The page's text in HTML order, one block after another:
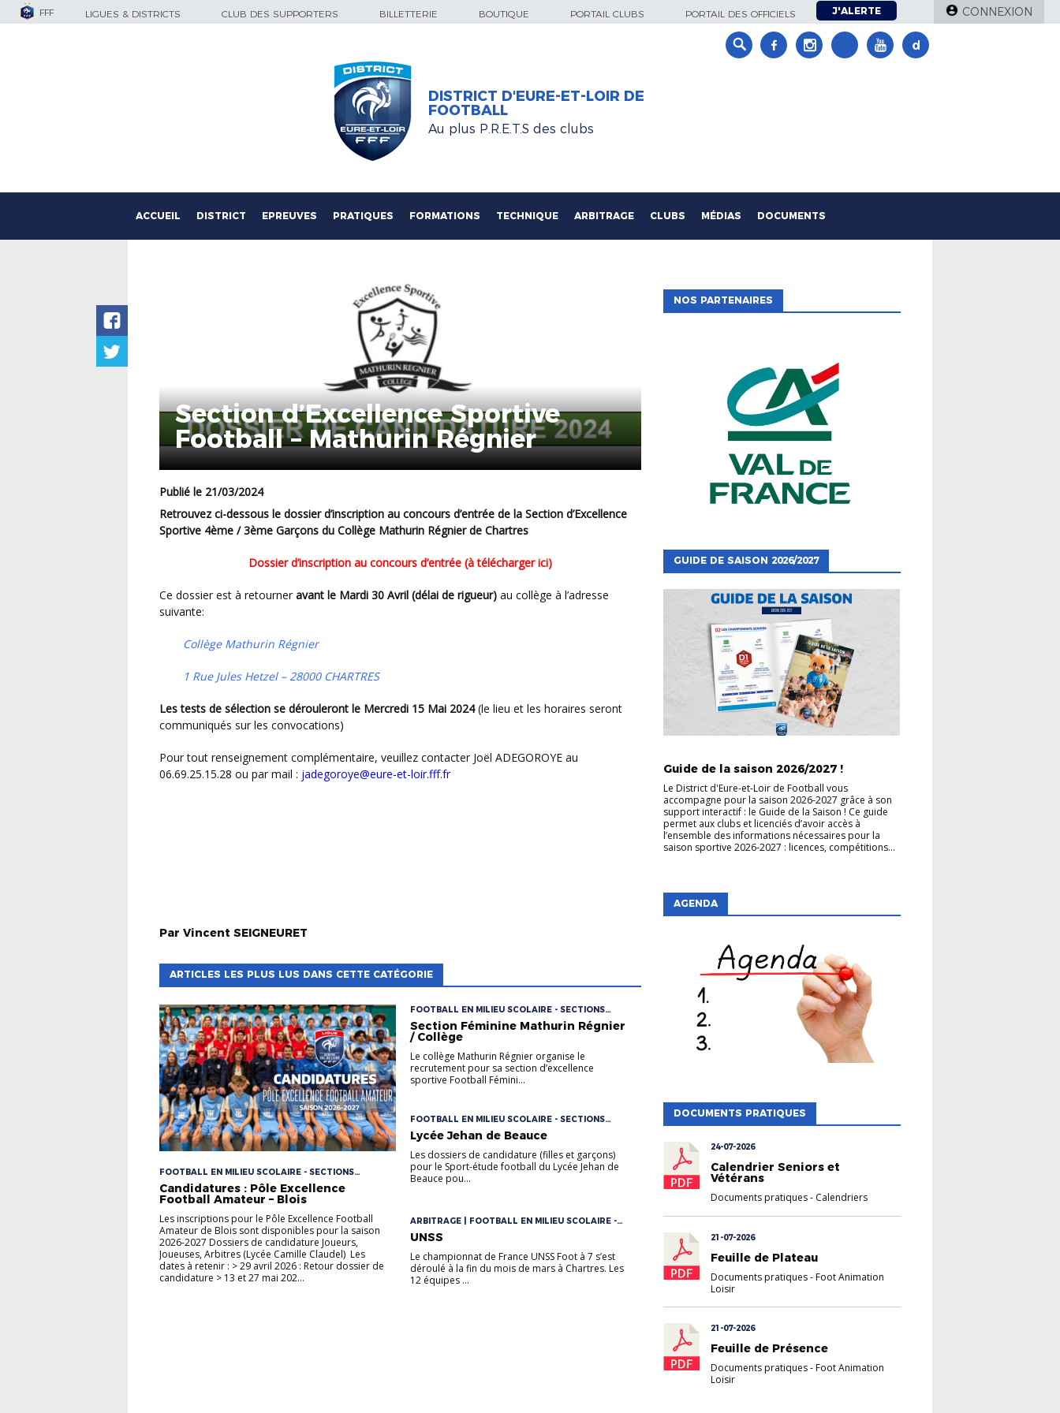
FFF LIGUES & DISTRICTS CLUB DES SUPPORTERS BILLETTERIE BOUTIQUE PORTAIL CLUBS PORTAIL DES OFFICIELS J'ALERTE CONNEXION
DISTRICT D'EURE-ET-LOIR DE
FOOTBALL
Au plus P.R.E.T.S des clubs
ACCUEIL DISTRICT EPREUVES PRATIQUES FORMATIONS TECHNIQUE ARBITRAGE CLUBS MÉDIAS DOCUMENTS
Section d’Excellence Sportive
Football – Mathurin Régnier
Publié le 21/03/2024
Retrouvez ci-dessous le dossier d’inscription au concours d’entrée de la Section d’Excellence
Sportive 4ème / 3ème Garçons du Collège Mathurin Régnier de Chartres
Dossier d’inscription au concours d’entrée (à télécharger ici)
Ce dossier est à retourner avant le Mardi 30 Avril (délai de rigueur) au collège à l’adresse
suivante:
Collège Mathurin Régnier
1 Rue Jules Hetzel – 28000 CHARTRES
Les tests de sélection se dérouleront le Mercredi 15 Mai 2024(le lieu et les horaires seront
communiqués sur les convocations)
Pour tout renseignement complémentaire, veuillez contacter Joël ADEGOROYE au
06.69.25.15.28 ou par mail : jadegoroye@eure-et-loir.fff.fr
Par Vincent SEIGNEURET
ARTICLES LES PLUS LUS DANS CETTE CATÉGORIE
FOOTBALL EN MILIEU SCOLAIRE - SECTIONS
SPORTIVES
Candidatures : Pôle Excellence
Football Amateur – Blois
Les inscriptions pour le Pôle Excellence Football
Amateur de Blois sont disponibles pour la saison
2026-2027 Dossiers de candidature Joueurs,
Joueuses, Arbitres (Lycée Camille Claudel) Les
dates à retenir : > 29 avril 2026 : Retour dossier de
candidature > 13 et 27 mai 202...
FOOTBALL EN MILIEU SCOLAIRE - SECTIONS
SPORTIVES
Section Féminine Mathurin Régnier
/ Collège
Le collège Mathurin Régnier organise le
recrutement pour sa section d’excellence
sportive Football Fémini...
FOOTBALL EN MILIEU SCOLAIRE - SECTIONS
SPORTIVES
Lycée Jehan de Beauce
Les dossiers de candidature (filles et garçons)
pour le Sport-étude football du Lycée Jehan de
Beauce pou...
ARBITRAGE | FOOTBALL EN MILIEU SCOLAIRE -
SECTIONS SPORTIVES
UNSS
Le championnat de France UNSS Foot à 7 s’est
déroulé à la fin du mois de mars à Chartres. Les
12 équipes ...
NOS PARTENAIRES
GUIDE DE SAISON 2026/2027
Guide de la saison 2026/2027 !
Le District d'Eure-et-Loir de Football vous
accompagne pour la saison 2026-2027 grâce à son
support interactif : le Guide de la Saison ! Ce guide
permet aux clubs et licenciés d’avoir accès à
l’ensemble des informations nécessaires pour la
saison sportive 2026-2027 : licences, compétitions...
AGENDA
DOCUMENTS PRATIQUES
24-07-2026
Calendrier Seniors et
Vétérans
Documents pratiques- Calendriers
21-07-2026
Feuille de Plateau
Documents pratiques- Foot Animation
Loisir
21-07-2026
Feuille de Présence
Documents pratiques- Foot Animation
Loisir